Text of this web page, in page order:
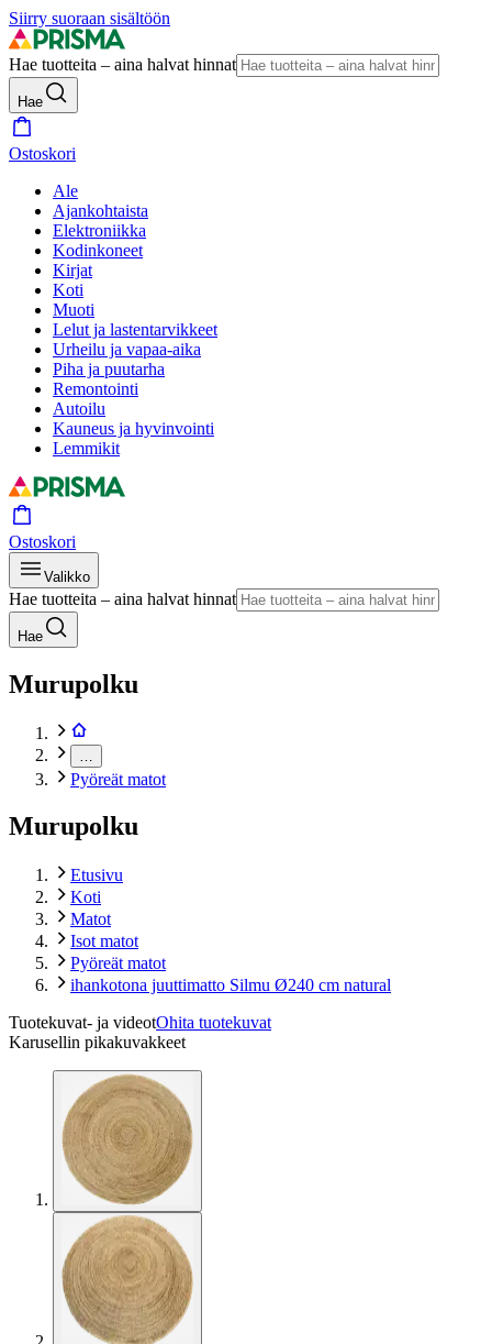
Siirry suoraan sisältöön
Hae tuotteita – aina halvat hinnat
Hae
Ostoskori
Ale
Ajankohtaista
Elektroniikka
Kodinkoneet
Kirjat
Koti
Muoti
Lelut ja lastentarvikkeet
Urheilu ja vapaa-aika
Piha ja puutarha
Remontointi
Autoilu
Kauneus ja hyvinvointi
Lemmikit
Ostoskori
Valikko
Hae tuotteita – aina halvat hinnat
Hae
Murupolku
Pyöreät matot
Murupolku
Etusivu
Koti
Matot
Isot matot
Pyöreät matot
ihankotona juuttimatto Silmu Ø240 cm natural
Tuotekuvat- ja videotOhita tuotekuvat
Karusellin pikakuvakkeet